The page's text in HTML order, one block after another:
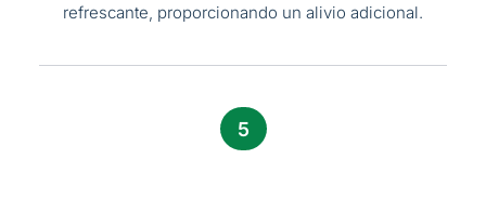
refrescante, proporcionando un alivio adicional.
5